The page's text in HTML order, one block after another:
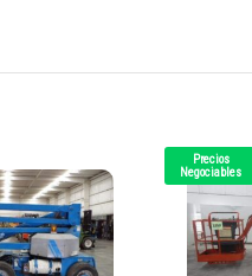
Precios
Negociables